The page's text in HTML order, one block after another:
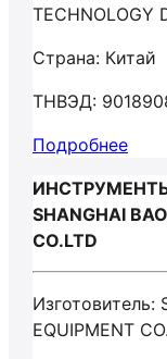
TECHNOLOGY
Страна: Китай
ТНВЭД:
Подробнее
SHANGHAI
CO.LTD
Изготовитель:
EQUIPMENT